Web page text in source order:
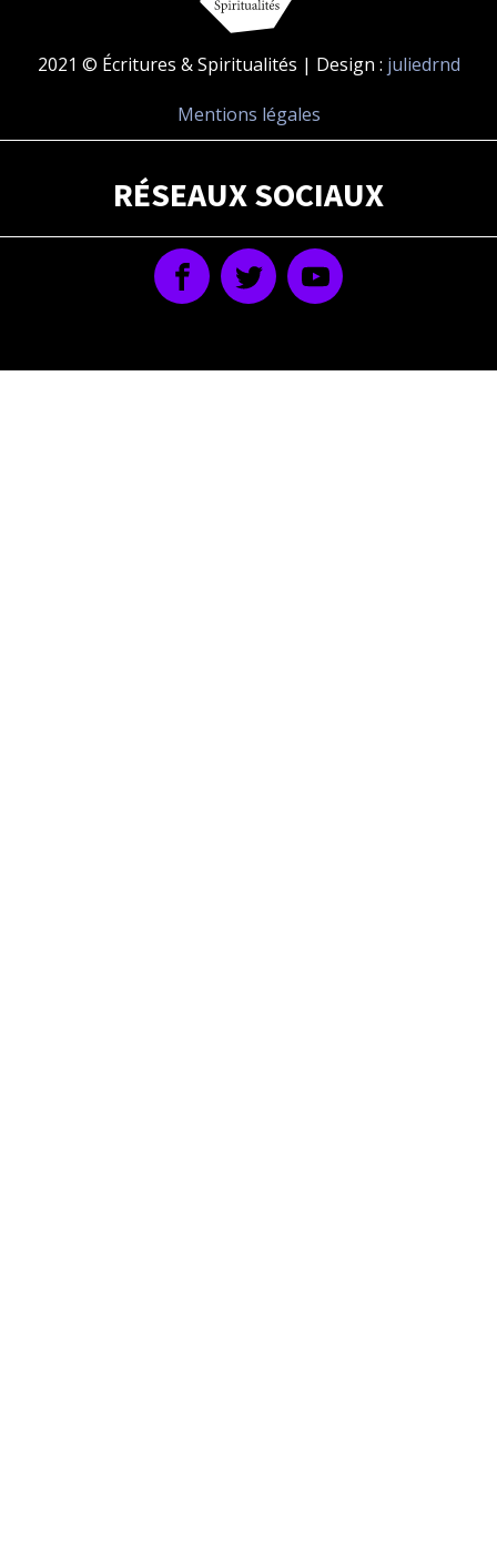
2021 © Écritures & Spiritualités | Design : juliedrnd
Mentions légales
RÉSEAUX SOCIAUX